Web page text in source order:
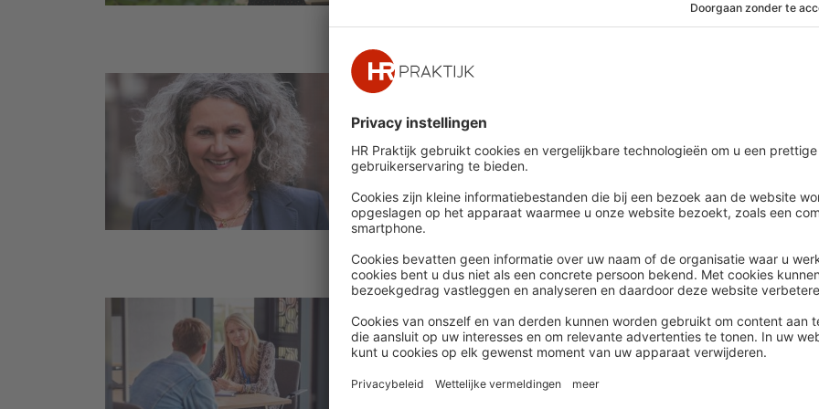
Wet DBA | Blog
Wet DBA: Minder paniek maar niet
minder impact – De gevolgen voor ons
HR-professionals
De handhaving van de Wet DBA dwingt HR-afdelingen tot
strategische keuzes. Werkgevers zoeken naar manieren om
Oerlemans.
Grensoverschrijdend gedrag:
‘Werkgevers moeten niet alleen oog
hebben voor de klager, maar ook voor